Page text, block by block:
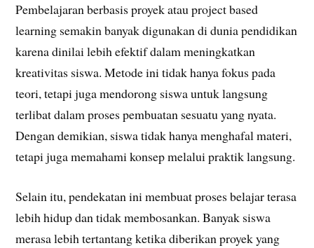
Pembelajaran berbasis proyek atau project based
learning semakin banyak digunakan di dunia pendidikan
karena dinilai lebih efektif dalam meningkatkan
kreativitas siswa. Metode ini tidak hanya fokus pada
teori, tetapi juga mendorong siswa untuk langsung
terlibat dalam proses pembuatan sesuatu yang nyata.
Dengan demikian, siswa tidak hanya menghafal materi,
tetapi juga memahami konsep melalui praktik langsung.
Selain itu, pendekatan ini membuat proses belajar terasa
lebih hidup dan tidak membosankan. Banyak siswa
merasa lebih tertantang ketika diberikan proyek yang